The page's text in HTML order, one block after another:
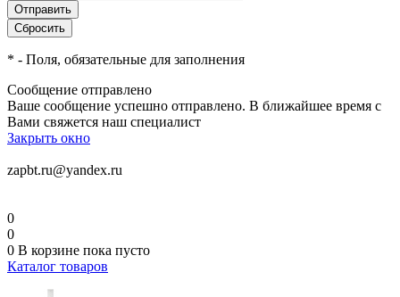
* - Поля, обязательные для заполнения
Сообщение отправлено
Ваше сообщение успешно отправлено. В ближайшее время с
Вами свяжется наш специалист
Закрыть окно
zapbt.ru@yandex.ru
0
0
0 В корзине пока пусто
Каталог товаров